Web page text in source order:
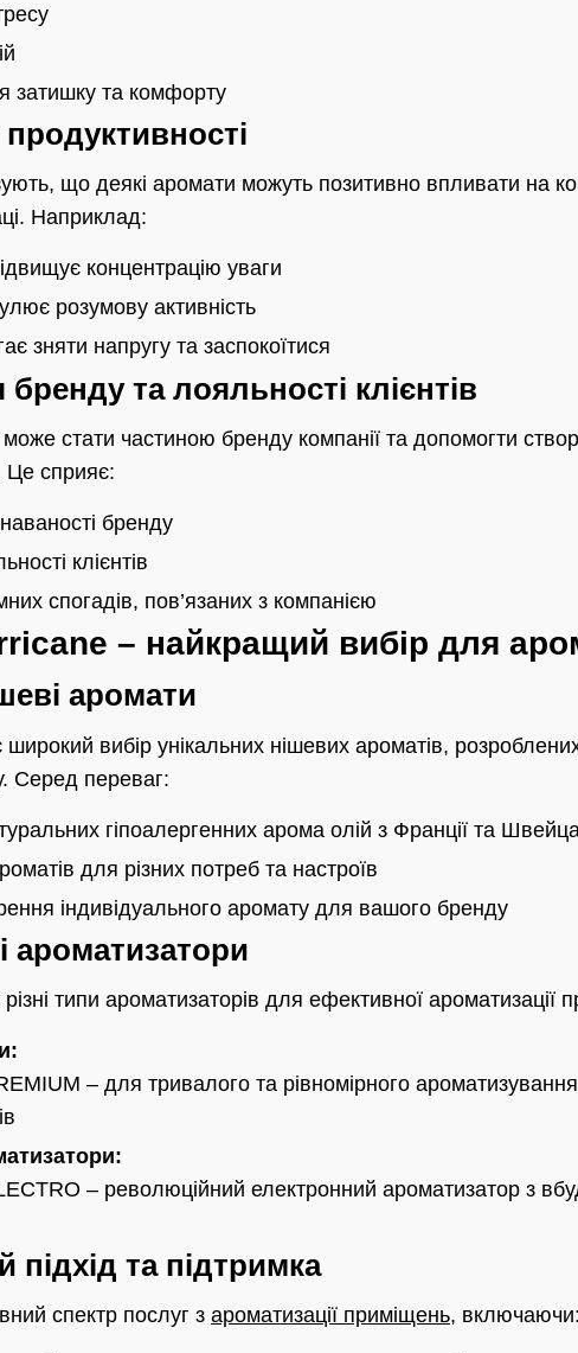
затишку та комфорту
що деякі аромати можуть позитивно впливати на
Наприклад:
концентрацію уваги
розумову активність
зняти напругу та заспокоїтися
та лояльності клієнтів
стати частиною бренду компанії та допомогти
Це сприяє:
бренду
клієнтів
спогадів, пов’язаних з компанією
– найкращий вибір для
аромати
вибір унікальних нішевих ароматів,
Серед переваг:
гіпоалергенних арома олій з Франції та
для різних потреб та настроїв
індивідуального аромату для вашого бренду
ароматизатори
типи ароматизаторів для ефективної ароматизації
– для тривалого та рівномірного
– революційний електронний ароматизатор з
підхід та підтримка
спектр послуг з ароматизації приміщень, включаючи: